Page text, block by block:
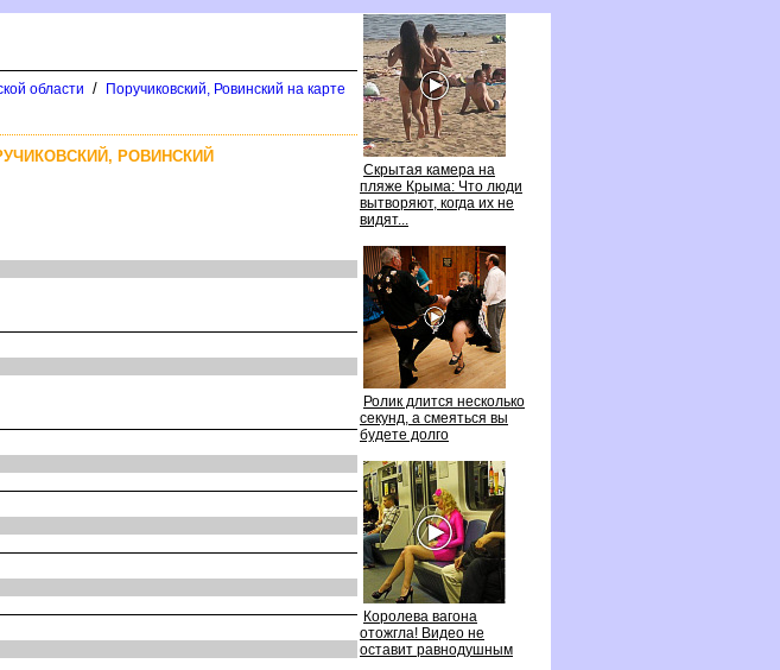
Скрытая камера на
пляже Крыма: Что люди
ытворяют, когда их не
идят...
Ролик длится несколько
секунд, а смеяться вы
удете долго
Королева вагона
отожгла! Видео не
оставит равнодушным
области / Поручиковский, Ровинский на карте
РОВИНСКИЙ